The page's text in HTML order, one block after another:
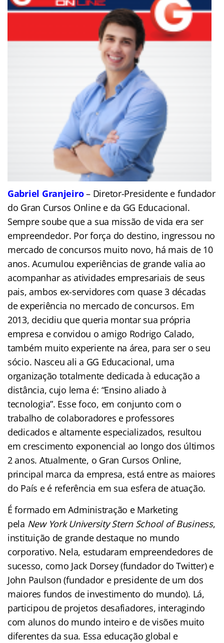
Gabriel Granjeiro– Diretor-Presidente e fundador
do Gran Cursos Online e da GG Educacional.
Sempre soube que a sua missão de vida era ser
empreendedor. Por força do destino, ingressou no
mercado de concursos muito novo, há mais de 10
anos. Acumulou experiências de grande valia ao
acompanhar as atividades empresariais de seus
pais, ambos ex-servidores com quase 3 décadas
de experiência no mercado de concursos. Em
2013, decidiu que queria montar sua própria
empresa e convidou o amigo Rodrigo Calado,
também muito experiente na área, para ser o seu
sócio. Nasceu ali a GG Educacional, uma
organização totalmente dedicada à educação a
distância, cujo lema é: “Ensino aliado à
tecnologia”. Esse foco, em conjunto com o
trabalho de colaboradores e professores
dedicados e altamente especializados, resultou
em crescimento exponencial ao longo dos últimos
2 anos. Atualmente, o Gran Cursos Online,
principal marca da empresa, está entre as maiores
do País e é referência em sua esfera de atuação.
É formado em Administração e Marketing
pela New York University Stern School of Business,
instituição de grande destaque no mundo
corporativo. Nela, estudaram empreendedores de
sucesso, como Jack Dorsey (fundador do Twitter) e
John Paulson (fundador e presidente de um dos
maiores fundos de investimento do mundo). Lá,
participou de projetos desafiadores, interagindo
com alunos do mundo inteiro e de visões muito
diferentes da sua. Essa educação global e